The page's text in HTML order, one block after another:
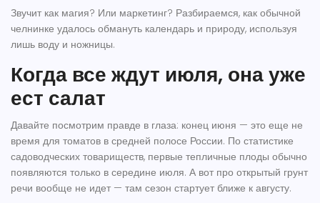
Звучит как магия? Или маркетинг? Разбираемся, как обычной
челнинке удалось обмануть календарь и природу, используя
лишь воду и ножницы.
Когда все ждут июля, она уже
ест салат
Давайте посмотрим правде в глаза: конец июня — это еще не
время для томатов в средней полосе России. По статистике
садоводческих товариществ, первые тепличные плоды обычно
появляются только в середине июля. А вот про открытый грунт
речи вообще не идет — там сезон стартует ближе к августу.